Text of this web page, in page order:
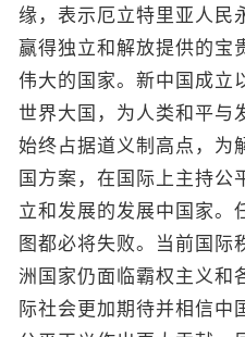
缘，表示厄立特里亚人民
赢得独立和解放提供的宝
伟大的国家。新中国成立
世界大国，为人类和平与
始终占据道义制高点，为
国方案，在国际上主持公
立和发展的发展中国家。
图都必将失败。当前国际
洲国家仍面临霸权主义和
际社会更加期待并相信中